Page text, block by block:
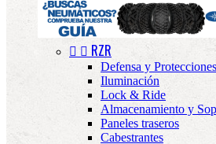
  RZR
Defensa y Protecciones
Iluminación
Lock & Ride
Almacenamiento y
Paneles traseros
Cabestrantes